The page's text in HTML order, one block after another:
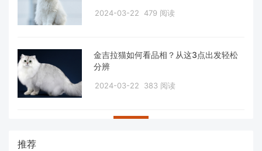
2024-03-22 479 阅读
金吉拉猫如何看品相？从这3点出发轻松
分辨
2024-03-22 383 阅读
推荐